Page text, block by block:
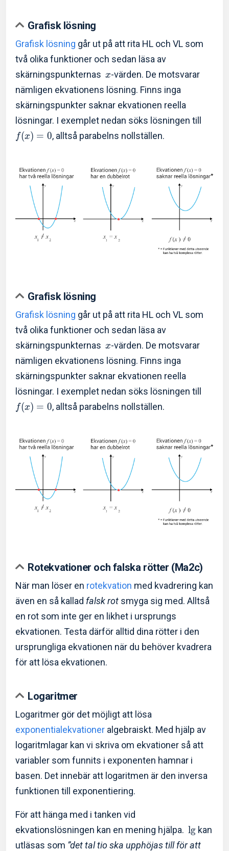
Grafisk lösning
Grafisk lösning går ut på att rita HL och VL som
två olika funktioner och sedan läsa av
skärningspunkternas x-värden. De motsvarar
nämligen ekvationens lösning. Finns inga
skärningspunkter saknar ekvationen reella
lösningar. I exemplet nedan söks lösningen till
f(x) = 0, alltså parabelns nollställen.
Grafisk lösning
Grafisk lösning går ut på att rita HL och VL som
två olika funktioner och sedan läsa av
skärningspunkternas x-värden. De motsvarar
nämligen ekvationens lösning. Finns inga
skärningspunkter saknar ekvationen reella
lösningar. I exemplet nedan söks lösningen till
f(x) = 0, alltså parabelns nollställen.
Rotekvationer och falska rötter (Ma2c)
När man löser en rotekvation med kvadrering kan
även en så kallad falsk rot smyga sig med. Alltså
en rot som inte ger en likhet i ursprungs
ekvationen. Testa därför alltid dina rötter i den
ursprungliga ekvationen när du behöver kvadrera
för att lösa ekvationen.
Logaritmer
Logaritmer gör det möjligt att lösa
exponentialekvationer algebraiskt. Med hjälp av
logaritmlagar kan vi skriva om ekvationer så att
variabler som funnits i exponenten hamnar i
basen. Det innebär att logaritmen är den inversa
funktionen till exponentiering.
För att hänga med i tanken vid
ekvationslösningen kan en mening hjälpa. lg kan
utläsas som ”det tal tio ska upphöjas till för att